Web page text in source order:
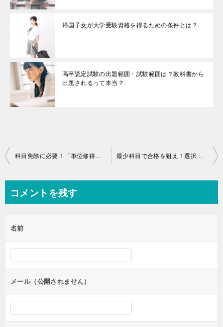
帰国子女が大学受験資格を得るための条件とは？
高卒認定試験の出題範囲・試験範囲は？教科書から
出題されるって本当？
投
ビ
ー
シ
ン
科目免除に必要！「単位修得証明書」の請求方法とは 最少科目で合格を狙え！選択科目を選ぶコツは？
コメントを残す
名前
メール（公開されません）